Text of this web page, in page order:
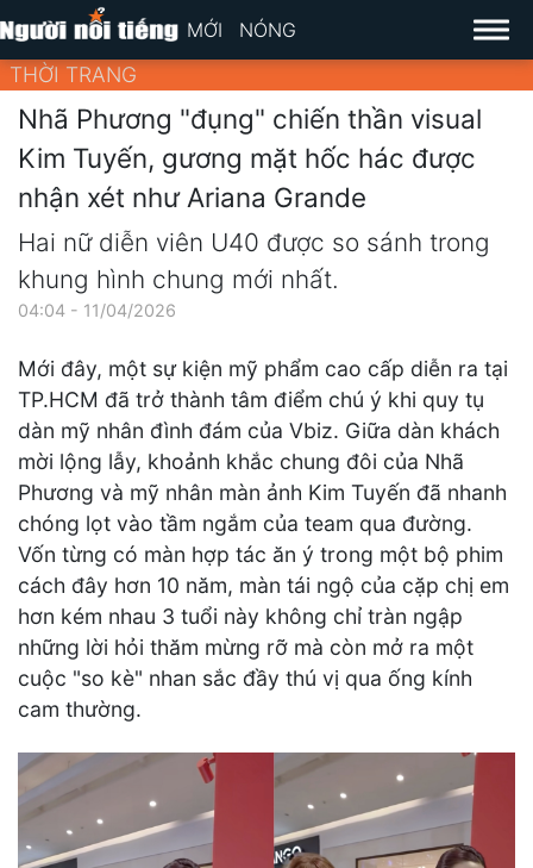
MỚI NÓNG
THỜI TRANG
Nhã Phương "đụng" chiến thần visual
Kim Tuyến, gương mặt hốc hác được
nhận xét như Ariana Grande
Hai nữ diễn viên U40 được so sánh trong
khung hình chung mới nhất.
04:04 - 11/04/2026
Mới đây, một sự kiện mỹ phẩm cao cấp diễn ra tại
TP.HCM đã trở thành tâm điểm chú ý khi quy tụ
dàn mỹ nhân đình đám của Vbiz. Giữa dàn khách
mời lộng lẫy, khoảnh khắc chung đôi của Nhã
Phương và mỹ nhân màn ảnh Kim Tuyến đã nhanh
chóng lọt vào tầm ngắm của team qua đường.
Vốn từng có màn hợp tác ăn ý trong một bộ phim
cách đây hơn 10 năm, màn tái ngộ của cặp chị em
hơn kém nhau 3 tuổi này không chỉ tràn ngập
những lời hỏi thăm mừng rỡ mà còn mở ra một
cuộc "so kè" nhan sắc đầy thú vị qua ống kính
cam thường.